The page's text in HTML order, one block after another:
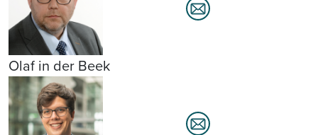
Olaf in der Beek